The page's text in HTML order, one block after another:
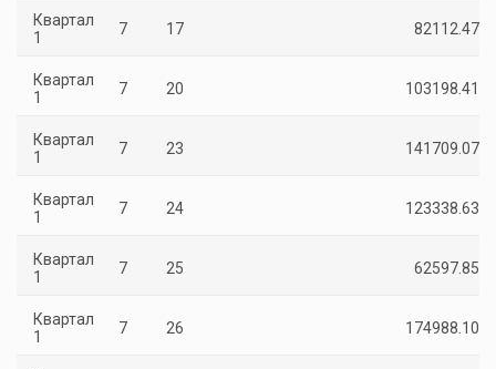
Квартал
1
7 17 82112.47
Квартал
1
7 20 103198.41
Квартал
1
7 23 141709.07
Квартал
1
7 24 123338.63
Квартал
1
7 25 62597.85
Квартал
1
7 26 174988.10